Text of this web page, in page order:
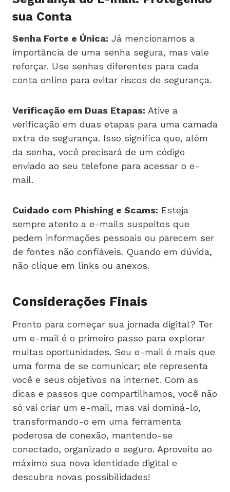
sua Conta
Senha Forte e Única: Já mencionamos a
importância de uma senha segura, mas vale
reforçar. Use senhas diferentes para cada
conta online para evitar riscos de segurança.
Verificação em Duas Etapas: Ative a
verificação em duas etapas para uma camada
extra de segurança. Isso significa que, além
da senha, você precisará de um código
enviado ao seu telefone para acessar o e-
mail.
Cuidado com Phishing e Scams: Esteja
sempre atento a e-mails suspeitos que
pedem informações pessoais ou parecem ser
de fontes não confiáveis. Quando em dúvida,
não clique em links ou anexos.
Considerações Finais
Pronto para começar sua jornada digital? Ter
um e-mail é o primeiro passo para explorar
muitas oportunidades. Seu e-mail é mais que
uma forma de se comunicar; ele representa
você e seus objetivos na internet. Com as
dicas e passos que compartilhamos, você não
só vai criar um e-mail, mas vai dominá-lo,
transformando-o em uma ferramenta
poderosa de conexão, mantendo-se
conectado, organizado e seguro. Aproveite ao
máximo sua nova identidade digital e
descubra novas possibilidades!